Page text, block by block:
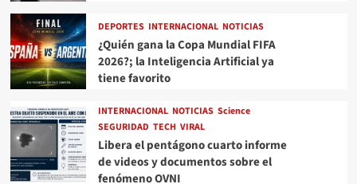
DEPORTES INTERNACIONAL NOTICIAS
¿Quién gana la Copa Mundial FIFA
2026?; la Inteligencia Artificial ya
tiene favorito
INTERNACIONAL NOTICIAS Science
SEGURIDAD TECH VIRAL
Libera el pentágono cuarto informe
de videos y documentos sobre el
fenómeno OVNI